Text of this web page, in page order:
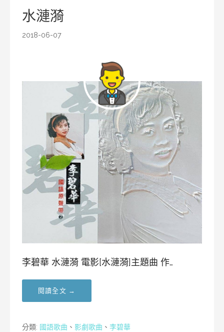
水漣漪
2018-06-07
李碧華 水漣漪 電影[水漣漪]主題曲 作…
閱讀全文 →
分類: 國語歌曲 、 影劇歌曲 、 李碧華